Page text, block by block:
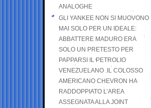
ANALOGHE
GLI YANKEE NON SI MUOVONO
MAI SOLO PER UN IDEALE:
ABBATTERE MADURO ERA
SOLO UN PRETESTO PER
PAPPARSI IL PETROLIO
VENEZUELANO .IL COLOSSO
AMERICANO CHEVRON HA
RADDOPPIATO L’AREA
ASSEGNATA ALLA JOINT